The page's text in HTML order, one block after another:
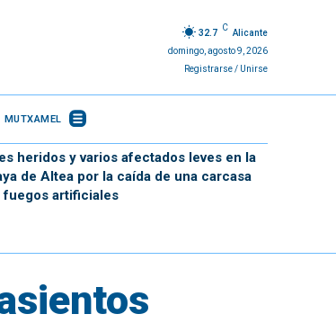
32.7
C
Alicante
domingo, agosto 9, 2026
Registrarse / Unirse
MUTXAMEL
heridos y varios afectados leves en la
de Altea por la caída de una carcasa
fuegos artificiales